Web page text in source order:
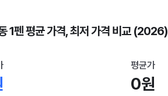
1펜 평균 가격, 최저 가격 비교 (2026)
평균가
0원